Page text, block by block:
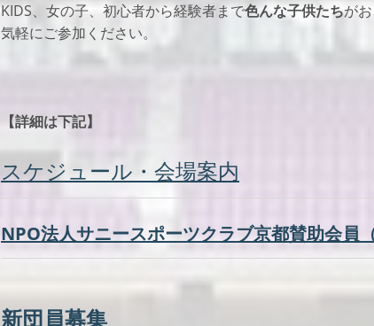
KIDS、女の子、初心者から経験者まで色んな子供たちがお
気軽にご参加ください。
【詳細は下記】
スケジュール・会場案内
NPO法人サニースポーツクラブ京都賛助会員
新団員募集